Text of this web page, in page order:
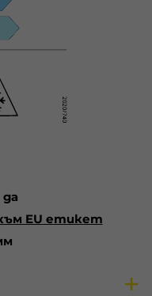
да
EU етикет